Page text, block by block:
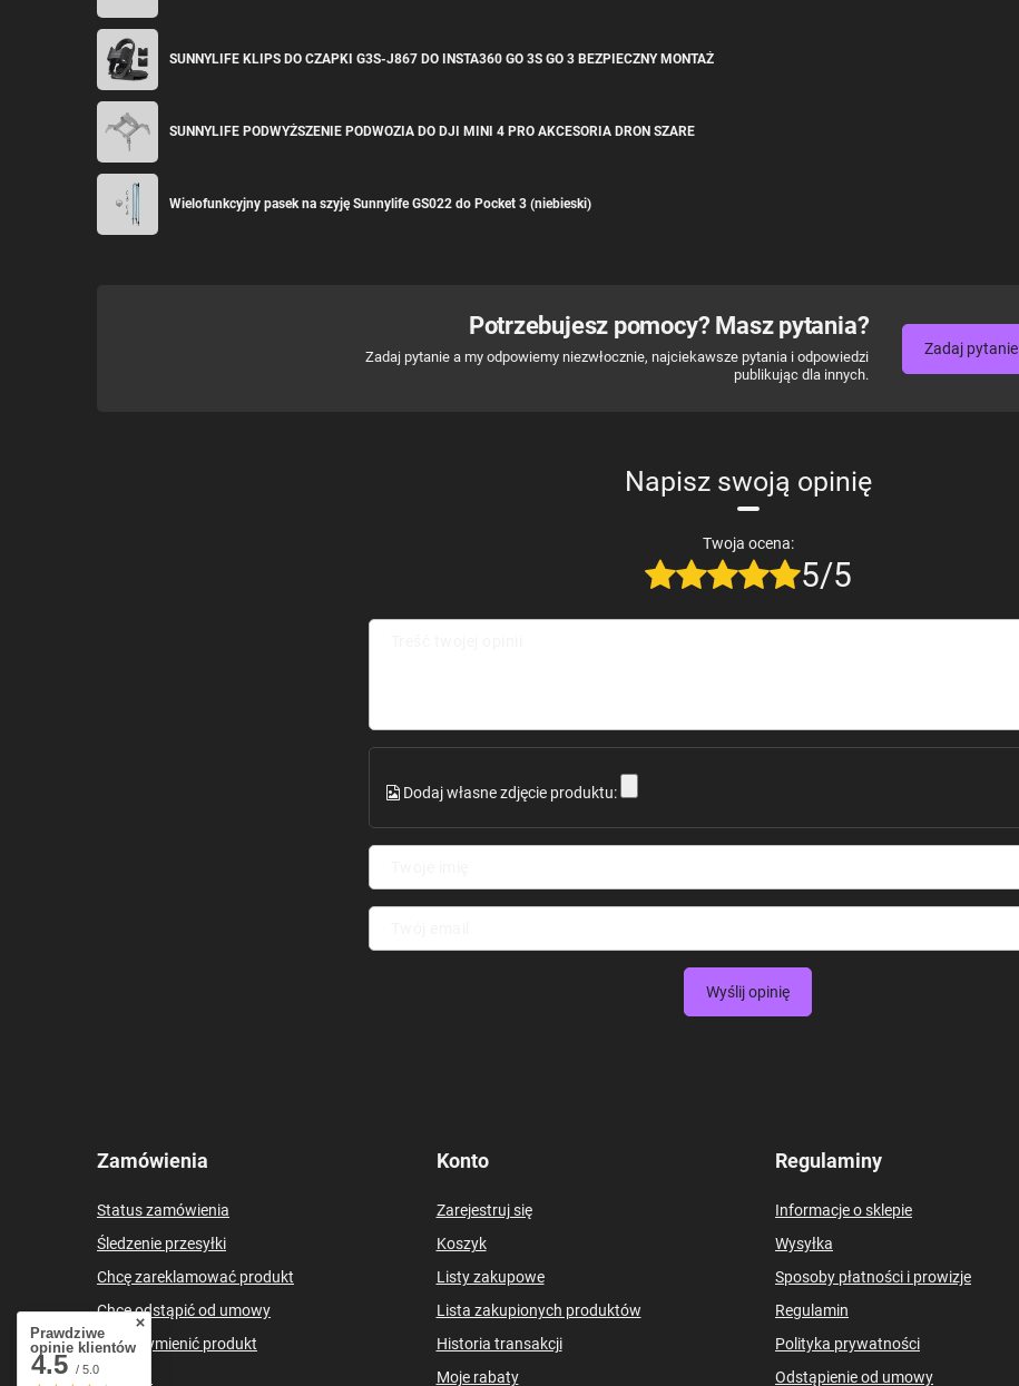
SUNNYLIFE KLIPS DO CZAPKI G3S-J867 DO INSTA360 GO 3S GO 3 BEZPIECZNY MONTAŻ
SUNNYLIFE PODWYŻSZENIE PODWOZIA DO DJI MINI 4 PRO AKCESORIA DRON SZARE
Wielofunkcyjny pasek na szyję Sunnylife GS022 do Pocket 3 (niebieski)
Potrzebujesz pomocy? Masz pytania?
Zadaj pytanie a my odpowiemy niezwłocznie, najciekawsze pytania i odpowiedzi
publikując dla innych.
Zadaj pytanie
Napisz swoją opinię
Twoja ocena:
5/5
Dodaj własne zdjęcie produktu:
Wyślij opinię
Zamówienia
Status zamówienia
Śledzenie przesyłki
Chcę zareklamować produkt
Chcę odstąpić od umowy
Chcę wymienić produkt
Kontakt
Konto
Zarejestruj się
Koszyk
Listy zakupowe
Lista zakupionych produktów
Historia transakcji
Moje rabaty
Regulaminy
Informacje o sklepie
Wysyłka
Sposoby płatności i prowizje
Regulamin
Polityka prywatności
Odstąpienie od umowy
Prawdziwe
opinie klientów
4.5 / 5.0